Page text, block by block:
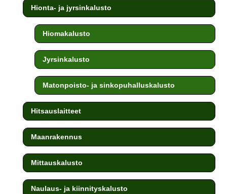
Hionta- ja jyrsinkalusto
Hiomakalusto
Jyrsinkalusto
Matonpoisto- ja sinkopuhalluskalusto
Hitsauslaitteet
Maanrakennus
Mittauskalusto
Naulaus- ja kiinnityskalusto